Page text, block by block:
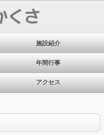
施設紹介
年間行事
アクセス